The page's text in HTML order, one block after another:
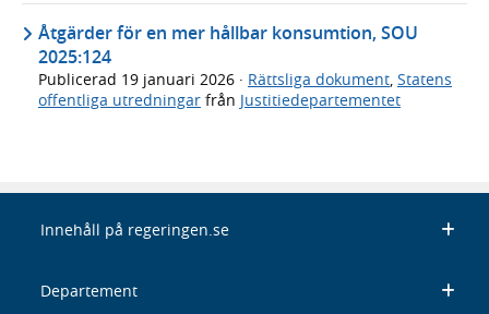
Åtgärder för en mer hållbar konsumtion, SOU
2025:124
Publicerad 19 januari 2026 · Rättsliga dokument, Statens
offentliga utredningar från Justitiedepartementet
Innehåll på regeringen.se
Departement